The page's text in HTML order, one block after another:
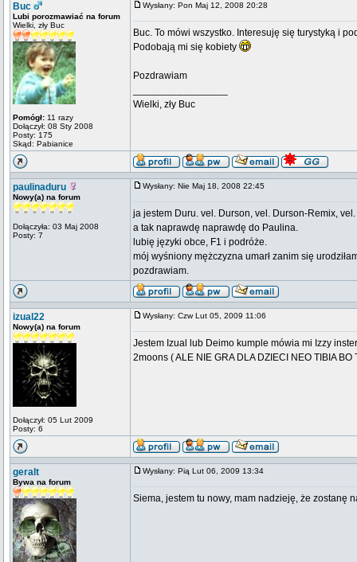
Buc
Lubi porozmawiać na forum
Wielki, zły Buc
Pomógł: 11 razy
Dołączył: 08 Sty 2008
Posty: 175
Skąd: Pabianice
Wysłany: Pon Maj 12, 2008 20:28
Buc. To mówi wszystko. Interesuję się turystyką i
Podobają mi się kobiety
Pozdrawiam
Wielki, zły Buc
paulinaduru
Nowy(a) na forum
Dołączyła: 03 Maj 2008
Posty: 7
Wysłany: Nie Maj 18, 2008 22:45
ja jestem Duru. vel. Durson, vel. Durson-Remix,
a tak naprawdę naprawdę do Paulina.
lubię języki obce, F1 i podróże.
mój wyśniony mężczyzna umarł zanim się
pozdrawiam.
izual22
Nowy(a) na forum
Dołączył: 05 Lut 2009
Posty: 6
Wysłany: Czw Lut 05, 2009 11:06
Jestem Izual lub Deimo kumple mówia mi Izzy
2moons ( ALE NIE GRA DLA DZIECI NEO TIBIA
geralt
Bywa na forum
Wysłany: Pią Lut 06, 2009 13:34
Siema, jestem tu nowy, mam nadzieję, że zostanę